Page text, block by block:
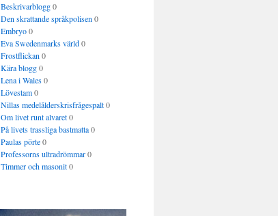
Beskrivarblogg0
Den skrattande språkpolisen 0
Embryo0
Eva Swedenmarks värld0
Frostflickan 0
Kära blogg0
Lena i Wales0
Lövestam0
Nillas medelålderskrisfrågespalt0
Om livet runt alvaret0
På livets trassliga bastmatta0
Paulas pörte0
Professorns ultradrömmar0
Timmer och masonit0